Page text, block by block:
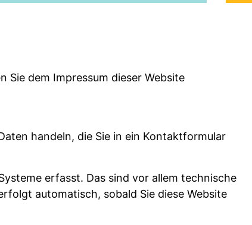
Sie dem Impressum dieser Website
handeln, die Sie in ein Kontaktformular
erfasst. Das sind vor allem technische
automatisch, sobald Sie diese Website